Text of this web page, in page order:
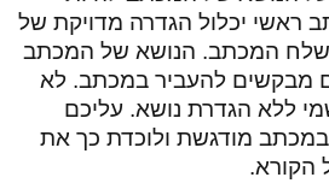
ראשי יכלול הגדרה מדויקת של
המכתב. הנושא של המכתב
מבקשים להעביר במכתב. לא
ללא הגדרת נושא. עליכם
מודגשת ולוכדת כך את
הקורא.